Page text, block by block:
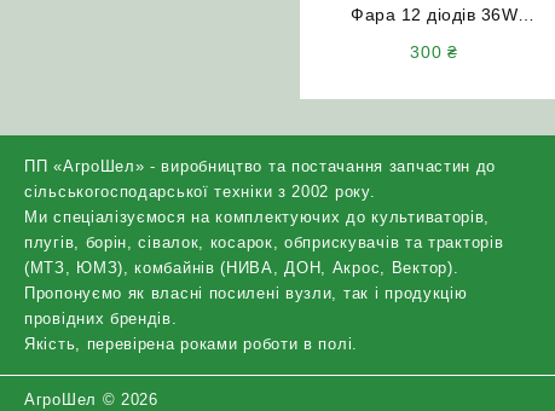
Фара 12 діодів 36W
300₴
ПП «АгроШел» - виробництво та постачання запчастин до
сільськогосподарської техніки з 2002 року.
Ми спеціалізуємося на комплектуючих до культиваторів,
плугів, борін, сівалок, косарок, обприскувачів та тракторів
(МТЗ, ЮМЗ), комбайнів (НИВА, ДОН, Акрос, Вектор).
Пропонуємо як власні посилені вузли, так і продукцію
провідних брендів.
Якість, перевірена роками роботи в полі.
АгроШел © 2026